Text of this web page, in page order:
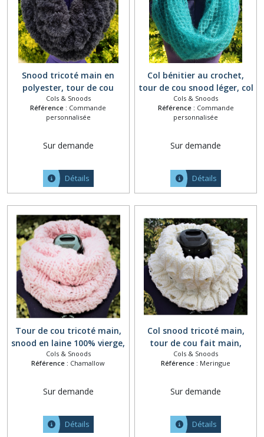
Snood tricoté main en
polyester, tour de cou
tricot, maxi col amovible,
écharpe capuche laine,
collier grosse maille,
fourrure ton noir
Cols & Snoods
Référence : Commande
personnalisée
Sur demande
Détails
Col bénitier au crochet,
tour de cou snood léger, col
écharpe amovible, écharpe
capuche mohair soie,
foulard laine fait main,
pétrole
Cols & Snoods
Référence : Commande
personnalisée
Sur demande
Détails
Tour de cou tricoté main,
snood en laine 100% vierge,
maxi col amovible, écharpe
capuche laine, collier grosse
poudré
Cols & Snoods
Référence : Chamallow
Sur demande
Détails
Col snood tricoté main,
tour de cou fait main,
snood laine peignée et
acrylique, col amovible,
chaud, collier tricot 3D ton
Cols & Snoods
Référence : Meringue
Sur demande
Détails